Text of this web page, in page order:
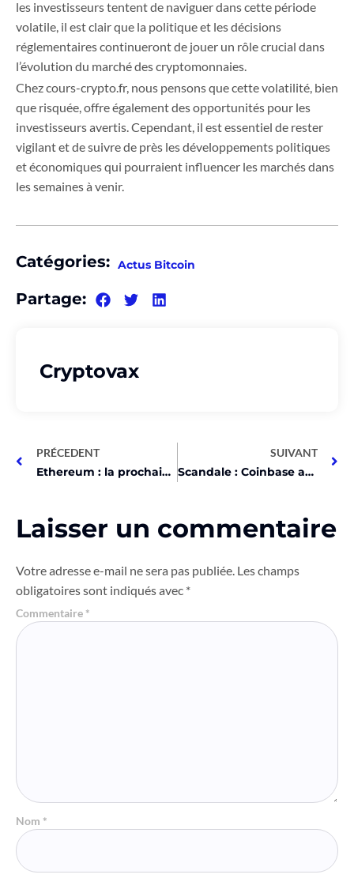
les investisseurs tentent de naviguer dans cette période
volatile, il est clair que la politique et les décisions
réglementaires continueront de jouer un rôle crucial dans
l’évolution du marché des cryptomonnaies.
Chez cours-crypto.fr, nous pensons que cette volatilité, bien
que risquée, offre également des opportunités pour les
investisseurs avertis. Cependant, il est essentiel de rester
vigilant et de suivre de près les développements politiques
et économiques qui pourraient influencer les marchés dans
les semaines à venir.
Catégories: Actus Bitcoin
Partage:
Cryptovax
PRÉCEDENT
Ethereum : la prochaine révolution financière ? Découvrez pourquoi !
SUIVANT
Scandale : Coinbase accusé de fraude à 300M par des géants crypto !
Laisser un commentaire
Votre adresse e-mail ne sera pas publiée. Les champs
obligatoires sont indiqués avec *
Commentaire *
Nom *